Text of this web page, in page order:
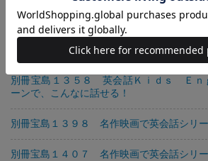
別冊宝島１２９１ 英語“実践！ 言い換え表
別冊宝島１３４８ 英語「リスニング耳
クト・ドリル
別冊宝島１３５８ 英会話Ｋｉｄｓ Ｅｎ
ーンで、こんなに話せる！
別冊宝島１３９８ 名作映画で英会話シリ
別冊宝島１４０７ 名作映画で英会話シリ